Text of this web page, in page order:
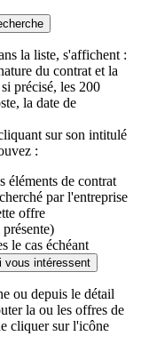
la liste, s'affichent :
du contrat et la
précisé, les 200
la date de
sur son intitulé
:
éléments de contrat
par l'entreprise
offre
le cas échéant
vous intéressent
ou depuis le détail
la ou les offres de
cliquer sur l'icône